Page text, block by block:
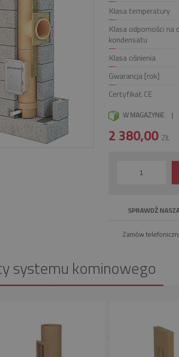
Klasa temperatury
Klasa odporności na
kondensatu
Klasa ciśnienia
Gwarancja [rok]
Certyfikat CE
W MAGAZYNIE |
2 380,00 ZŁ
SPRAWDŹ
Zamów
systemu kominowego